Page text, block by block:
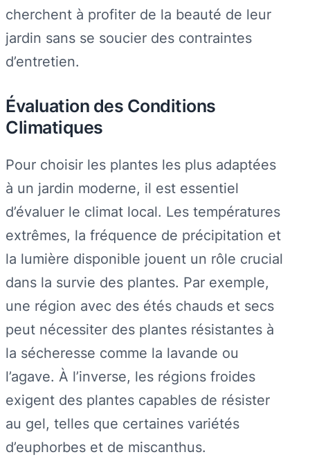
cherchent à profiter de la beauté de leur
jardin sans se soucier des contraintes
d’entretien.
Évaluation des Conditions
Climatiques
Pour choisir les plantes les plus adaptées
à un jardin moderne, il est essentiel
d’évaluer le climat local. Les températures
extrêmes, la fréquence de précipitation et
la lumière disponible jouent un rôle crucial
dans la survie des plantes. Par exemple,
une région avec des étés chauds et secs
peut nécessiter des plantes résistantes à
la sécheresse comme la lavande ou
l’agave. À l’inverse, les régions froides
exigent des plantes capables de résister
au gel, telles que certaines variétés
d’euphorbes et de miscanthus.